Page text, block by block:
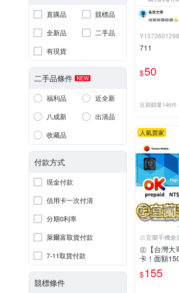
直購品
競標品
全新品
二手品
有現貨
二手品條件 NEW
福利品
近全新
八成新
出清品
收藏品
付款方式
現金付款
信用卡一次付清
分期0利率
萊爾富取貨付款
7-11取貨付款
競標條件
Y1573601298
711
$50
近期銷量146件
人氣賣家
㊣宜蘭手機倉
㊣【台灣大
卡！面額
倉庫
$155